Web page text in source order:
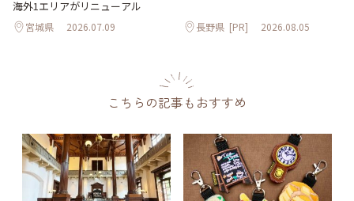
海外1エリアがリニューアル
宮城県 2026.07.09 長野県 [PR] 2026.08.05
こちらの記事もおすすめ